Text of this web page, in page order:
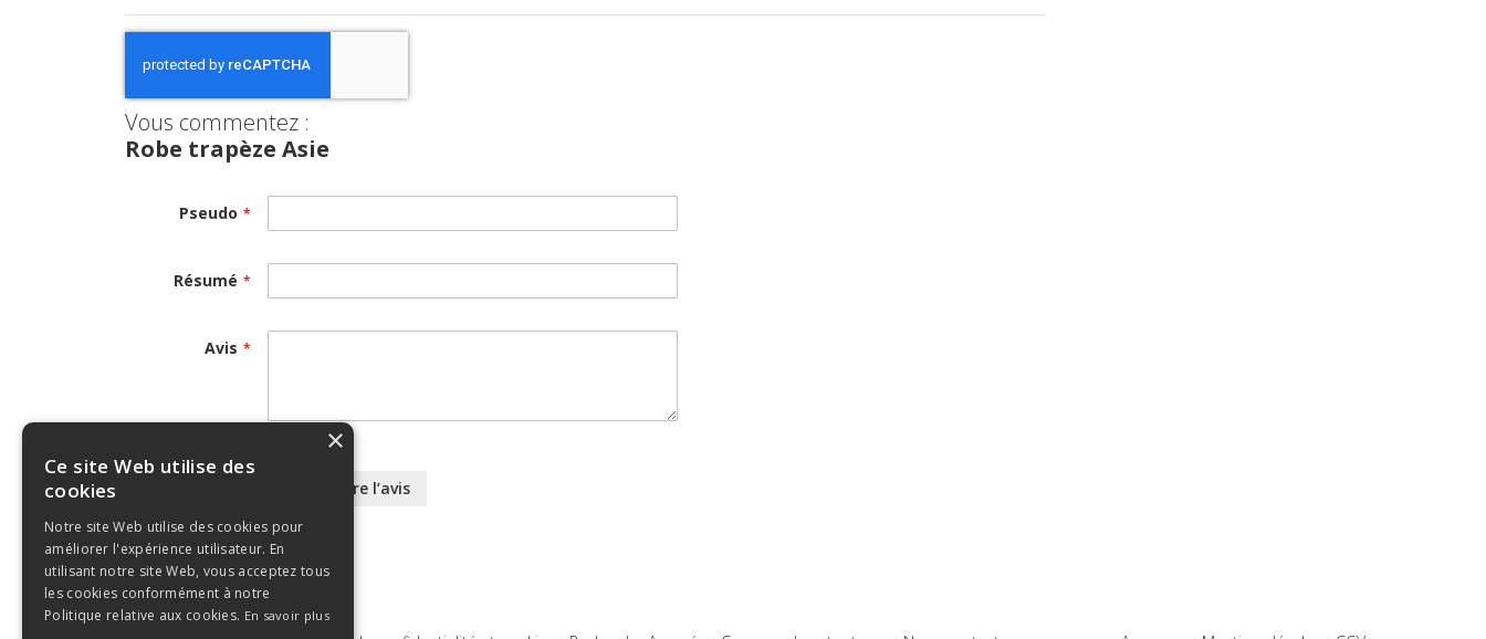
Vous commentez :
Robe trapèze Asie
Pseudo
Résumé
Avis
Soumettre l’avis
×
Ce site Web utilise des
cookies
Notre site Web utilise des cookies pour
améliorer l'expérience utilisateur. En
utilisant notre site Web, vous acceptez tous
les cookies conformément à notre
Politique relative aux cookies. En savoir plus